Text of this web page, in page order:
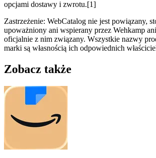
opcjami dostawy i zwrotu.[1]
Zastrzeżenie: WebCatalog nie jest powiązany,
upoważniony ani wspierany przez Wehkamp
oficjalnie z nim związany. Wszystkie nazwy
marki są własnością ich odpowiednich
Zobacz także